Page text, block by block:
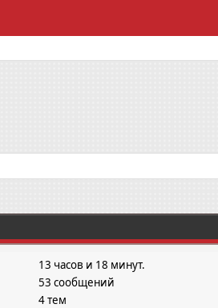
13 часов и 18 минут.
53 сообщений
4 тем